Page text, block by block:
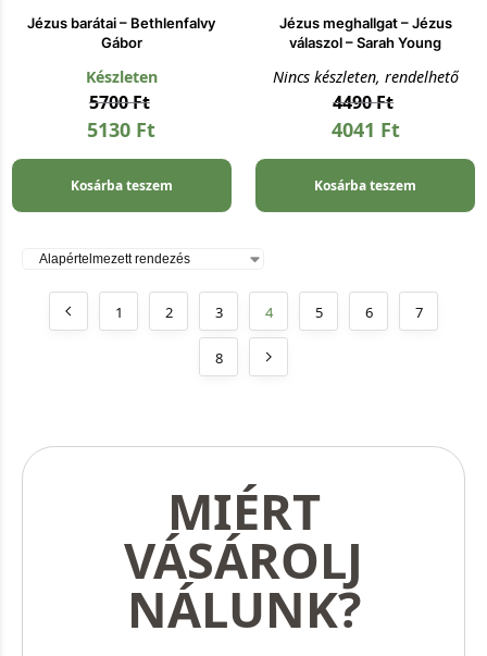
Jézus barátai – Bethlenfalvy
Gábor
Készleten
5700Ft
5130 Ft
Kosárba teszem
Jézus meghallgat – Jézus
válaszol – Sarah Young
Nincs készleten, rendelhető
4490Ft
4041 Ft
Kosárba teszem
1 2 3 4 5 6 7
8
MIÉRT
VÁSÁROLJ
NÁLUNK?